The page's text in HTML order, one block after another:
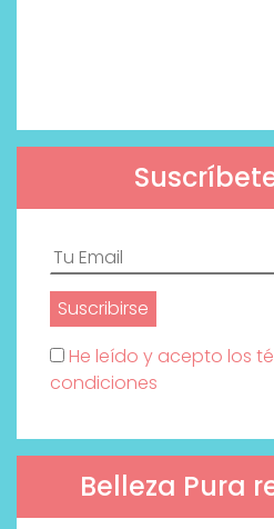
He leído y acepto los
condiciones
Belleza Pura